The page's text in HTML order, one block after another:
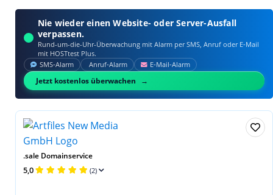
Nie wieder einen Website- oder Server-Ausfall
verpassen.
Rund-um-die-Uhr-Überwachung mit Alarm per SMS, Anruf oder E‑Mail
mit HOSTtest Plus.
SMS‑Alarm Anruf‑Alarm E‑Mail‑Alarm
Jetzt kostenlos überwachen
.sale Domainservice
5,0 (2)